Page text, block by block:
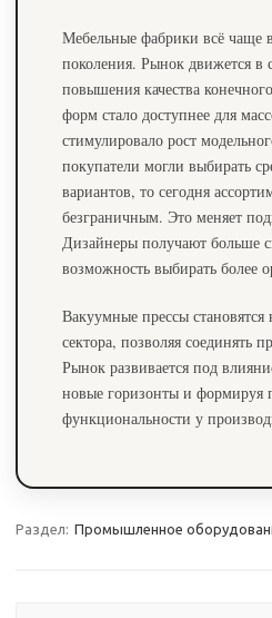
Мебельные фабрики всё чаще
поколения. Рынок движется в
повышения качества
форм стало доступнее для
стимулировало рост
покупатели могли выбирать
вариантов, то сегодня
безграничным. Это меняет
Дизайнеры получают больше
возможность выбирать более
Вакуумные прессы
сектора, позволяя соединять
Рынок развивается под
новые горизонты и формируя
функциональности у
Раздел: Промышленное